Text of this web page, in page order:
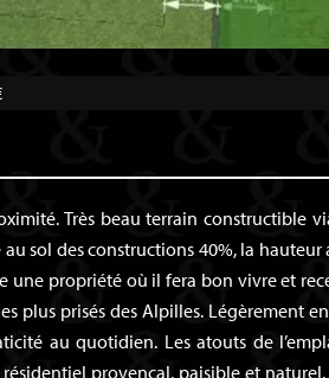
Très beau terrain constructible
sol des constructions 40%, la
une propriété où il fera bon vivre et
plus prisés des Alpilles. Légèrement
au quotidien. Les atouts de
provençal, paisible et naturel.